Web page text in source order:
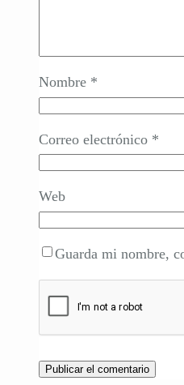
Nombre *
Correo electrónico *
Web
Guarda mi nombre,